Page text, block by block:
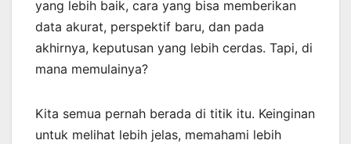
yang lebih baik, cara yang bisa memberikan
data akurat, perspektif baru, dan pada
akhirnya, keputusan yang lebih cerdas. Tapi, di
mana memulainya?
Kita semua pernah berada di titik itu. Keinginan
untuk melihat lebih jelas, memahami lebih